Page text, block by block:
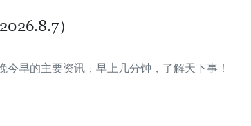
）
今早的主要资讯，早上几分钟，了解天下事！